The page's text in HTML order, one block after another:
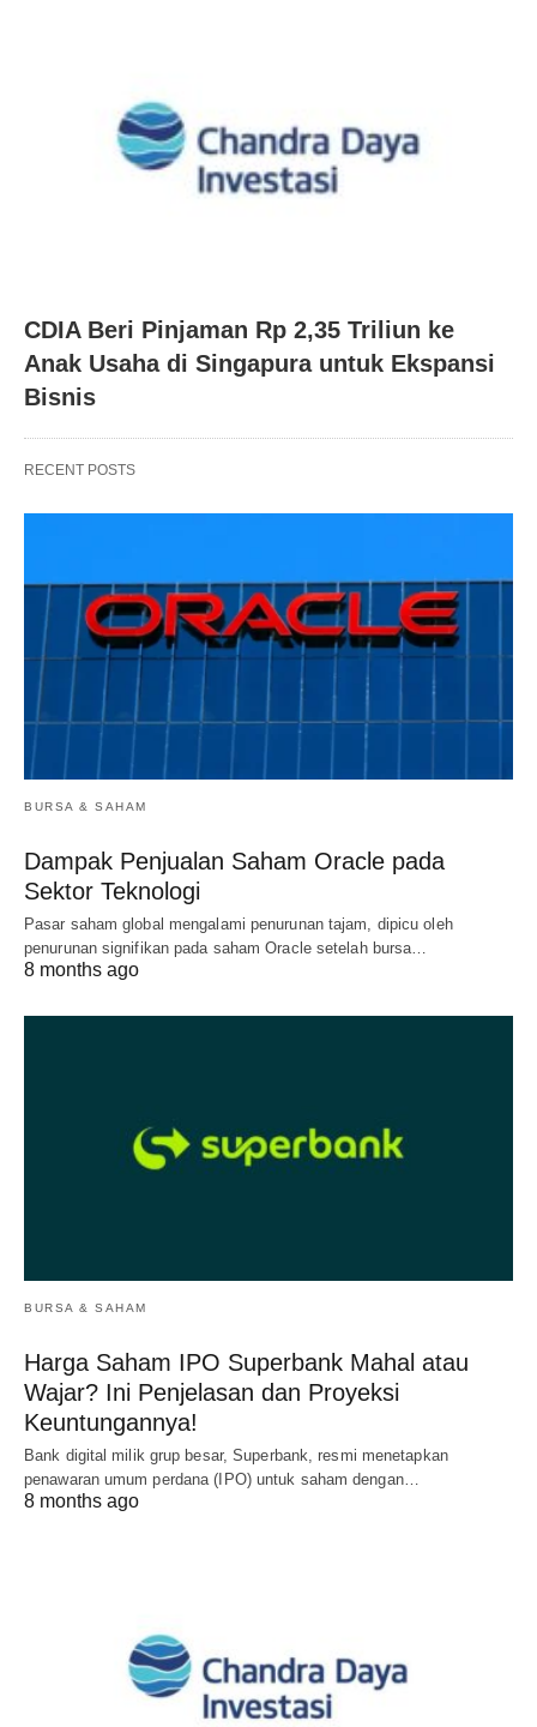
CDIA Beri Pinjaman Rp 2,35 Triliun ke
Anak Usaha di Singapura untuk Ekspansi
Bisnis
RECENT POSTS
BURSA & SAHAM
Dampak Penjualan Saham Oracle pada
Sektor Teknologi
Pasar saham global mengalami penurunan tajam, dipicu oleh
penurunan signifikan pada saham Oracle setelah bursa…
8 months ago
BURSA & SAHAM
Harga Saham IPO Superbank Mahal atau
Wajar? Ini Penjelasan dan Proyeksi
Keuntungannya!
Bank digital milik grup besar, Superbank, resmi menetapkan
penawaran umum perdana (IPO) untuk saham dengan…
8 months ago